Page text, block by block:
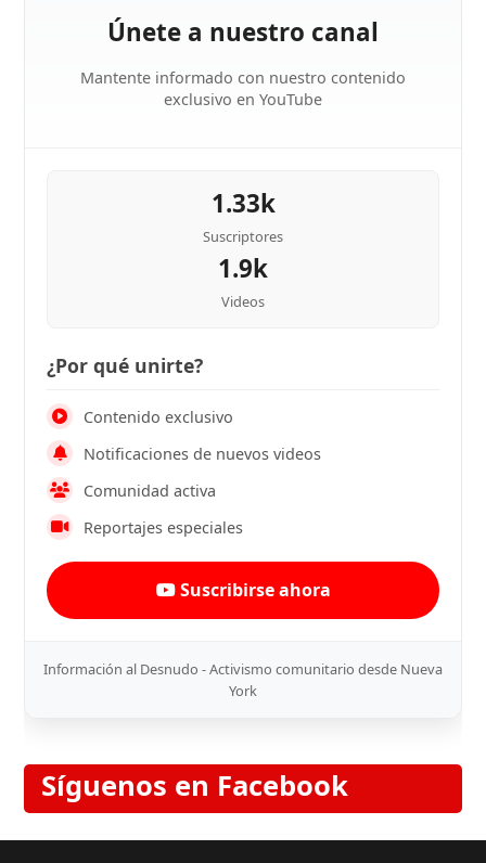
Únete a nuestro canal
Mantente informado con nuestro contenido
exclusivo en YouTube
1.33k
Suscriptores
1.9k
Videos
¿Por qué unirte?
Contenido exclusivo
Notificaciones de nuevos videos
Comunidad activa
Reportajes especiales
Suscribirse ahora
Información al Desnudo - Activismo comunitario desde Nueva
York
Síguenos en Facebook